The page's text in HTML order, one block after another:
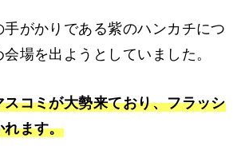
手がかりである紫のハンカチにつ
場を出ようとしていました。
コミが大勢来ており、フラッシ
れます。